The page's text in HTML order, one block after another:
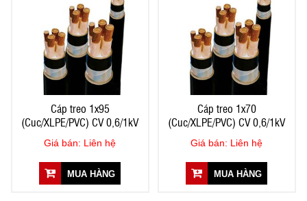
Cáp treo 1x95
(Cuc/XLPE/PVC) CV 0,6/1kV
Giá bán: Liên hệ
MUA HÀNG
Cáp treo 1x70
(Cuc/XLPE/PVC) CV 0,6/1kV
Giá bán: Liên hệ
MUA HÀNG